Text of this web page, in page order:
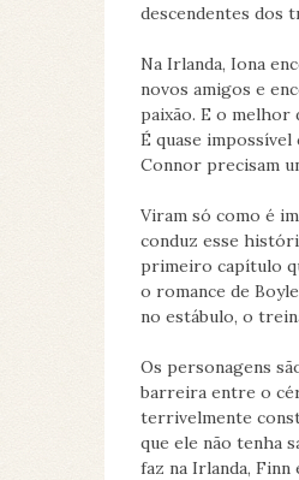
descendentes dos
Na Irlanda, Iona
novos amigos e
paixão. E o melhor
É quase
Connor precisam
Viram só como é
conduz esse
primeiro capítulo
o romance de
no estábulo, o
Os personagens
barreira entre o
terrivelmente
que ele não tenha
faz na Irlanda, Finn